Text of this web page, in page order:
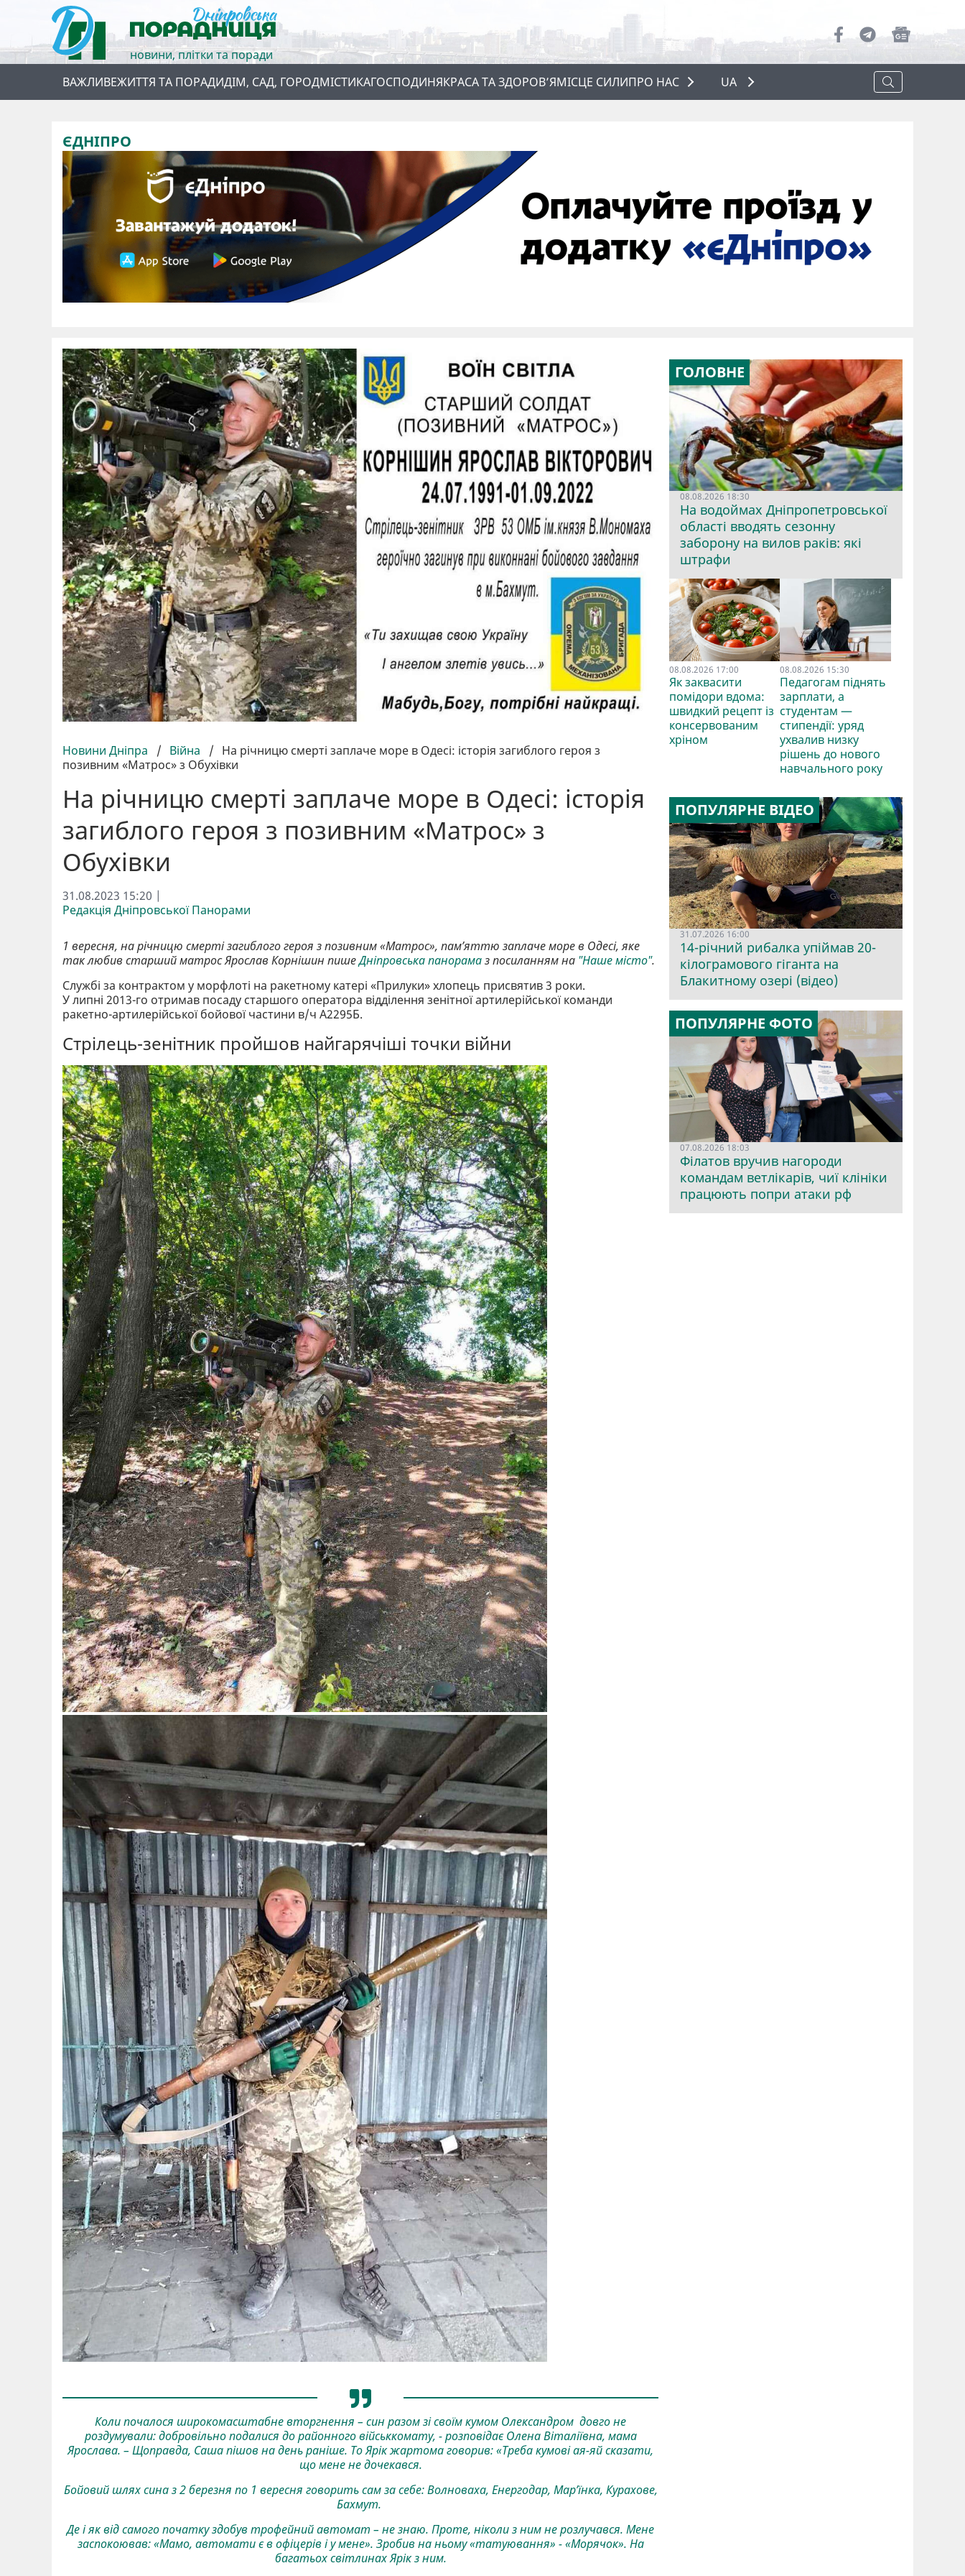
новини, плітки та поради
ВАЖЛИВЕЖИТТЯ ТА ПОРАДИДІМ, САД, ГОРОДМІСТИКАГОСПОДИНЯКРАСА ТА ЗДОРОВ’ЯМІСЦЕ СИЛИПРО НАС
ПРО НАС
UA
ЄДНІПРО
Новини Дніпра / Війна / На річницю смерті заплаче море в Одесі: історія загиблого героя з
позивним «Матрос» з Обухівки
На річницю смерті заплаче море в Одесі: історія
загиблого героя з позивним «Матрос» з
Обухівки
31.08.2023 15:20 |
Редакція Дніпровської Панорами
1 вересня, на річницю смерті загиблого героя з позивним «Матрос», пам’яттю заплаче море в Одесі, яке
так любив старший матрос Ярослав Корнішин пишеДніпровська панорамаз посиланням на "Наше місто".
Службі за контрактом у морфлоті на ракетному катері «Прилуки» хлопець присвятив 3 роки.
У липні 2013-го отримав посаду старшого оператора відділення зенітної артилерійської команди
ракетно-артилерійської бойової частини в/ч А2295Б.
Стрілець-зенітник пройшов найгарячіші точки війни
Коли почалося широкомасштабне вторгнення – син разом зі своїм кумом Олександром довго не
роздумували: добровільно подалися до районного військкомату, - розповідає Олена Віталіївна, мама
Ярослава. – Щоправда, Саша пішов на день раніше. То Ярік жартома говорив: «Треба кумові ая-яй сказати,
що мене не дочекався.
Бойовий шлях сина з 2 березня по 1 вересня говорить сам за себе: Волноваха, Енергодар, Мар’їнка, Курахове,
Бахмут.
Де і як від самого початку здобув трофейний автомат – не знаю. Проте, ніколи з ним не розлучався. Мене
заспокоював: «Мамо, автомати є в офіцерів і у мене». Зробив на ньому «татуювання» - «Морячок». На
багатьох світлинах Ярік з ним.
ГОЛОВНЕ
08.08.2026 18:30
На водоймах Дніпропетровської
області вводять сезонну
заборону на вилов раків: які
штрафи
08.08.2026 17:00
Як заквасити
помідори вдома:
швидкий рецепт із
консервованим
хріном
08.08.2026 15:30
Педагогам піднять
зарплати, а
студентам —
стипендії: уряд
ухвалив низку
рішень до нового
навчального року
ПОПУЛЯРНЕ ВІДЕО
31.07.2026 16:00
14-річний рибалка упіймав 20-
кілограмового гіганта на
Блакитному озері (відео)
ПОПУЛЯРНЕ ФОТО
07.08.2026 18:03
Філатов вручив нагороди
командам ветлікарів, чиї клініки
працюють попри атаки рф